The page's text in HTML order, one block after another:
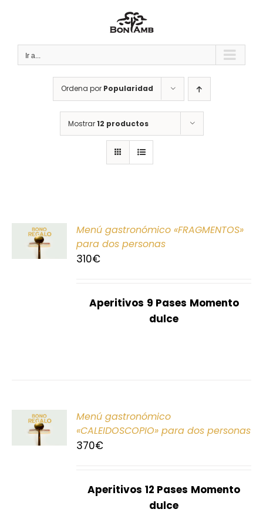
Ir a...
Ordena por Popularidad
Mostrar12 productos
Menú gastronómico «FRAGMENTOS»
para dos personas
310€
Aperitivos 9 Pases Momento
dulce
Menú gastronómico
«CALEIDOSCOPIO» para dos personas
370€
Aperitivos 12 Pases Momento
dulce